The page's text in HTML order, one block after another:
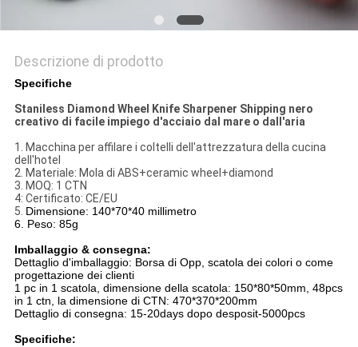
Descrizione di prodotto
Specifiche
Staniless Diamond Wheel Knife Sharpener Shipping nero
creativo di facile impiego d'acciaio dal mare o dall'aria
1. Macchina per affilare i coltelli dell'attrezzatura della cucina
dell'hotel
2. Materiale: Mola di ABS+ceramic wheel+diamond
3. MOQ: 1 CTN
4: Certificato: CE/EU
5. Dimensione: 140*70*40 millimetro
6. Peso: 85g
Imballaggio & consegna:
Dettaglio d'imballaggio: Borsa di Opp, scatola dei colori o come
progettazione dei clienti
1 pc in 1 scatola, dimensione della scatola: 150*80*50mm, 48pcs
in 1 ctn, la dimensione di CTN: 470*370*200mm
Dettaglio di consegna: 15-20days dopo desposit-5000pcs
Specifiche: